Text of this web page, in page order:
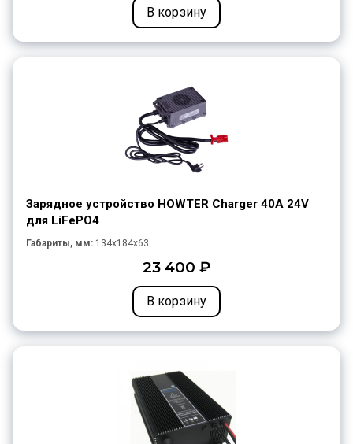
В корзину
Зарядное устройство HOWTER Charger 40A 24V
для LiFePO4
Габариты, мм: 134x184x63
23 400 ₽
В корзину